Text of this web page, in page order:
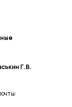
Г.В.